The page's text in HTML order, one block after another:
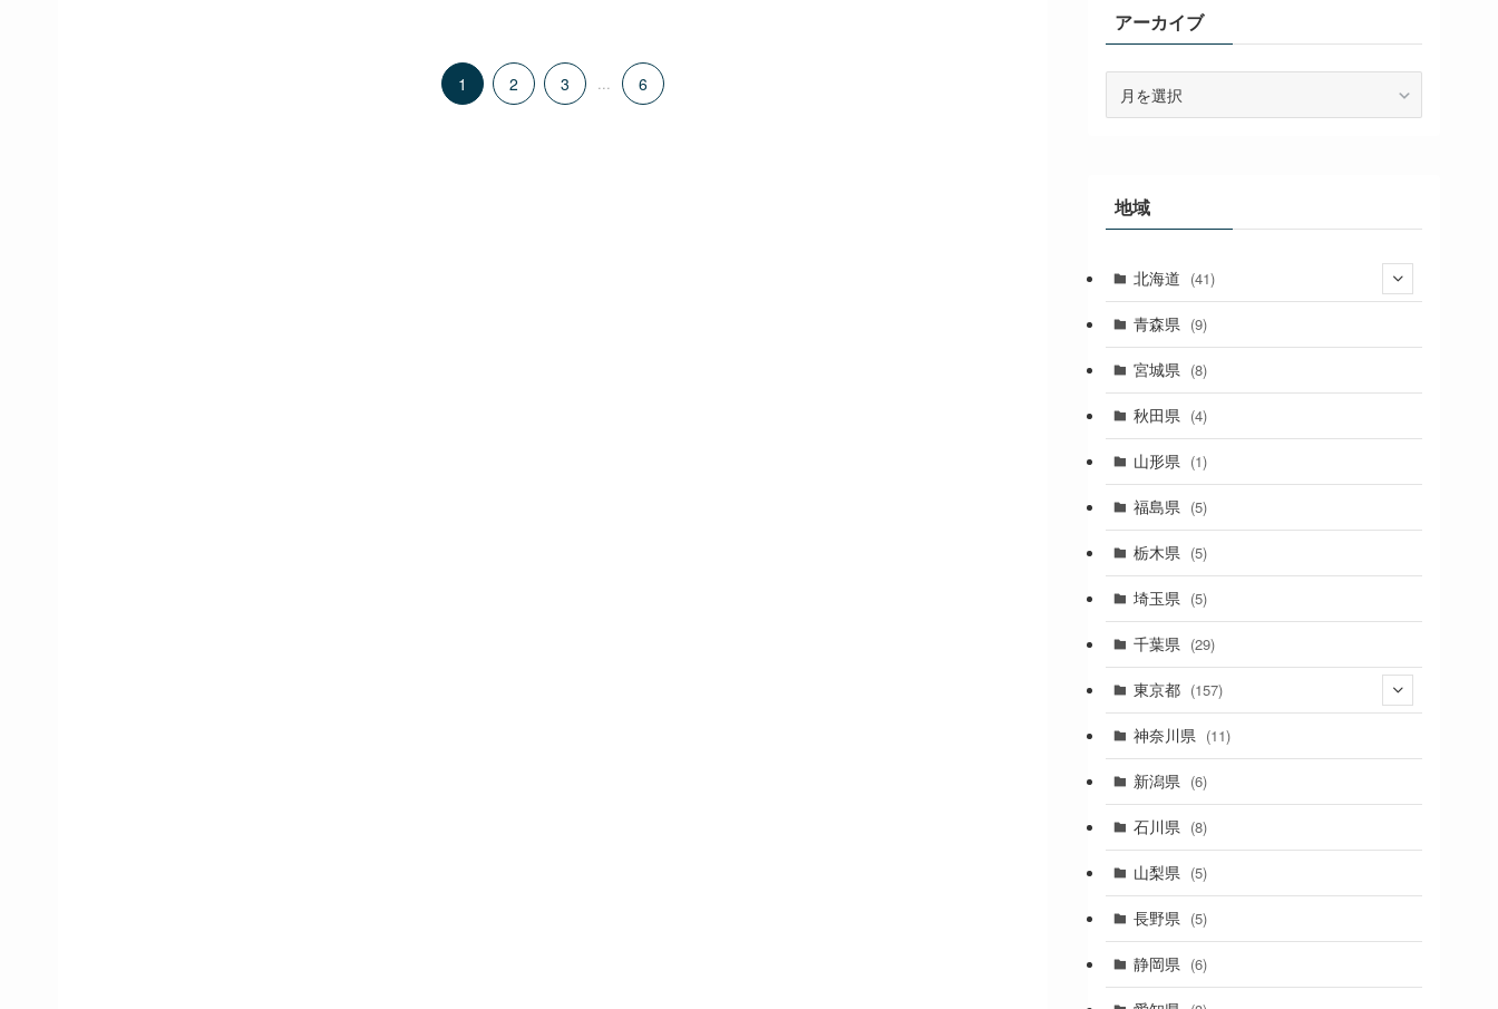
1 2 3 ... 6
アーカイブ
地域
北海道 (41)
(27)
(2)
(1)
(1)
(1)
(2)
(1)
(3)
青森県 (9)
宮城県 (8)
秋田県 (4)
山形県 (1)
福島県 (5)
栃木県 (5)
埼玉県 (5)
千葉県 (29)
東京都 (157)
(36)
(11)
(31)
(1)
(5)
(1)
神奈川県 (11)
新潟県 (6)
石川県 (8)
山梨県 (5)
長野県 (5)
静岡県 (6)